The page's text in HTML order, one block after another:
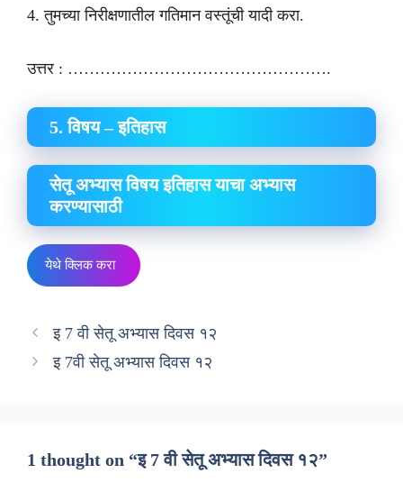
4. तुमच्या निरीक्षणातील गतिमान वस्तूंची यादी करा.
उत्तर : ………………………………………….
5. विषय – इतिहास
सेतू अभ्यास विषय इतिहास याचा अभ्यास
करण्यासाठी
येथे क्लिक करा
इ 7 वी सेतू अभ्यास दिवस १२
इ 7वी सेतू अभ्यास दिवस १२
1 thought on “इ 7 वी सेतू अभ्यास दिवस १२”